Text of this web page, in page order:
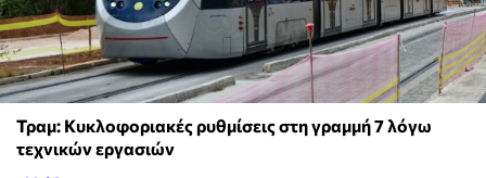
Τραμ: Κυκλοφοριακές ρυθμίσεις στη γραμμή 7 λόγω
τεχνικών εργασιών